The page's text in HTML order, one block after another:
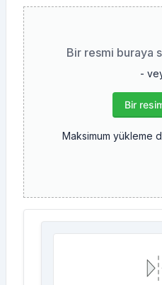
Bir resmi buraya
-
Bir
Maksimum yükleme